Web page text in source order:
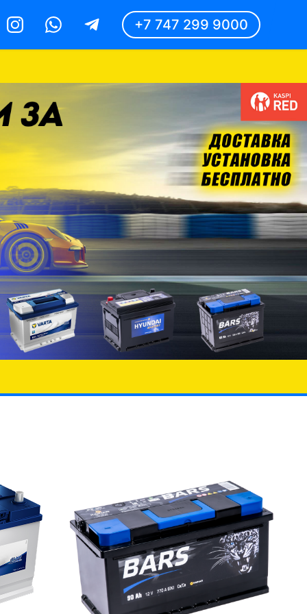
InstagramWhatsappTelegram +7 747 299 9000